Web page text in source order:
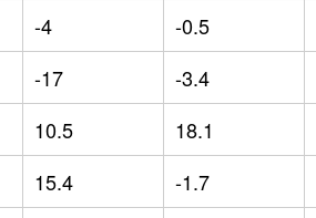
-4 -0.5
-17 -3.4
10.5 18.1
15.4 -1.7